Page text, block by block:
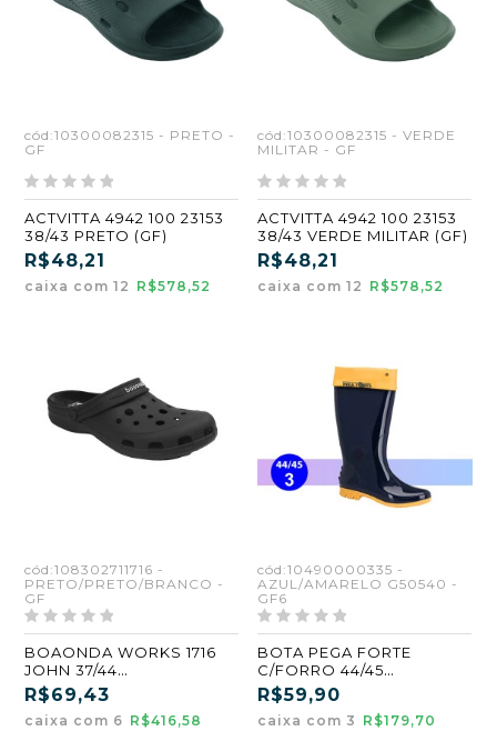
cód:10300082315 - PRETO -
GF
ACTVITTA 4942 100 23153
38/43 PRETO (GF)
R$48,21
caixa com 12 R$578,52
cód:10300082315 - VERDE
MILITAR - GF
ACTVITTA 4942 100 23153
38/43 VERDE MILITAR (GF)
R$48,21
caixa com 12 R$578,52
cód:108302711716 -
PRETO/PRETO/BRANCO -
GF
BOAONDA WORKS 1716
JOHN 37/44
PRETO/BRANCO
ATACADO KIT 6 PARES
R$69,43
caixa com 6 R$416,58
cód:10490000335 -
AZUL/AMARELO G50540 -
GF6
BOTA PEGA FORTE
C/FORRO 44/45
AZUL/AMARELO
ATACADO KIT 3 PARES
R$59,90
caixa com 3 R$179,70